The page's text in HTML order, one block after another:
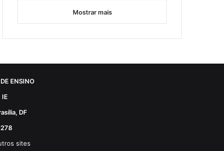
Mostrar mais
ENSINO
IE
DF
sites